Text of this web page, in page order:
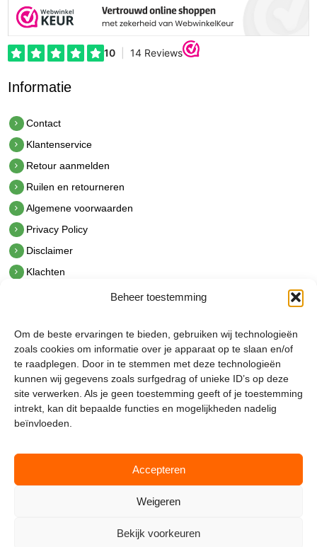
Beheer toestemming
Om de beste ervaringen te bieden, gebruiken wij technologieën
zoals cookies om informatie over je apparaat op te slaan en/of
te raadplegen. Door in te stemmen met deze technologieën
kunnen wij gegevens zoals surfgedrag of unieke ID’s op deze
site verwerken. Als je geen toestemming geeft of je toestemming
intrekt, kan dit bepaalde functies en mogelijkheden nadelig
beïnvloeden.
Accepteren
Weigeren
Bekijk voorkeuren
Informatie
Contact
Klantenservice
Retour aanmelden
Ruilen en retourneren
Algemene voorwaarden
Privacy Policy
Disclaimer
Klachten
hetindustriehuis B.V.
De Hoek 1 1601 MR Enkhuizen
t.0228 53 00 40
e.info@hetindustriehuis.com
KVK 51483904
BTW NL850044522B01